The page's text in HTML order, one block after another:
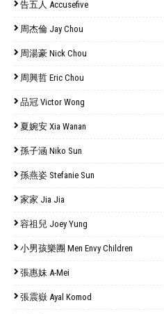
告五人 Accusefive
周杰倫 Jay Chou
周湯豪 Nick Chou
周興哲 Eric Chou
品冠 Victor Wong
夏婉安 Xia Wanan
孫子涵 Niko Sun
孫燕姿 Stefanie Sun
家家 Jia Jia
容祖兒 Joey Yung
小男孩樂團 Men Envy Children
張惠妹 A-Mei
張震嶽 Ayal Komod